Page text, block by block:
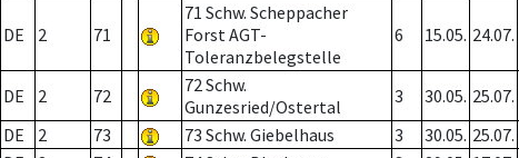
DE 2 71
71 Schw. Scheppacher
Forst AGT-
Toleranzbelegstelle
6 15.05. 24.07.
DE 2 72
72 Schw.
Gunzesried/Ostertal
3 30.05. 25.07.
DE
2 73 73 Schw. Giebelhaus 3 30.05. 25.07.